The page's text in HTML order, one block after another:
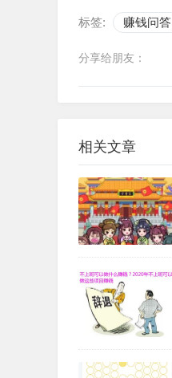
标签: 赚钱问答
分享给朋友：
相关文章